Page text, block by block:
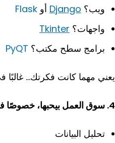
ويب؟ Django أو Flask
واجهات؟ Tkinter
برامج سطح مكتب؟ PyQT
يعني مهما كانت فكرتك…
4. سوق العمل بيحبها، خصوصًا
تحليل البيانات